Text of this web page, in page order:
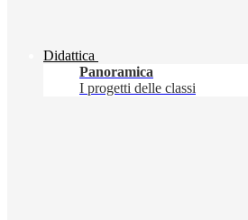
Didattica
Panoramica
I progetti delle classi